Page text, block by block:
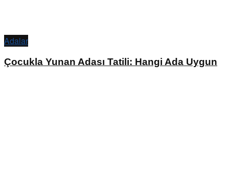
Adalar
Çocukla Yunan Adası Tatili: Hangi Ada Uygun